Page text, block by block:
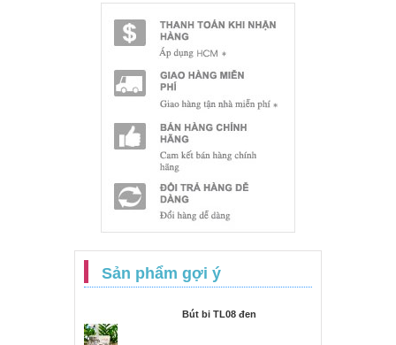
Sản phẩm gợi ý
Bút bi TL08 đen